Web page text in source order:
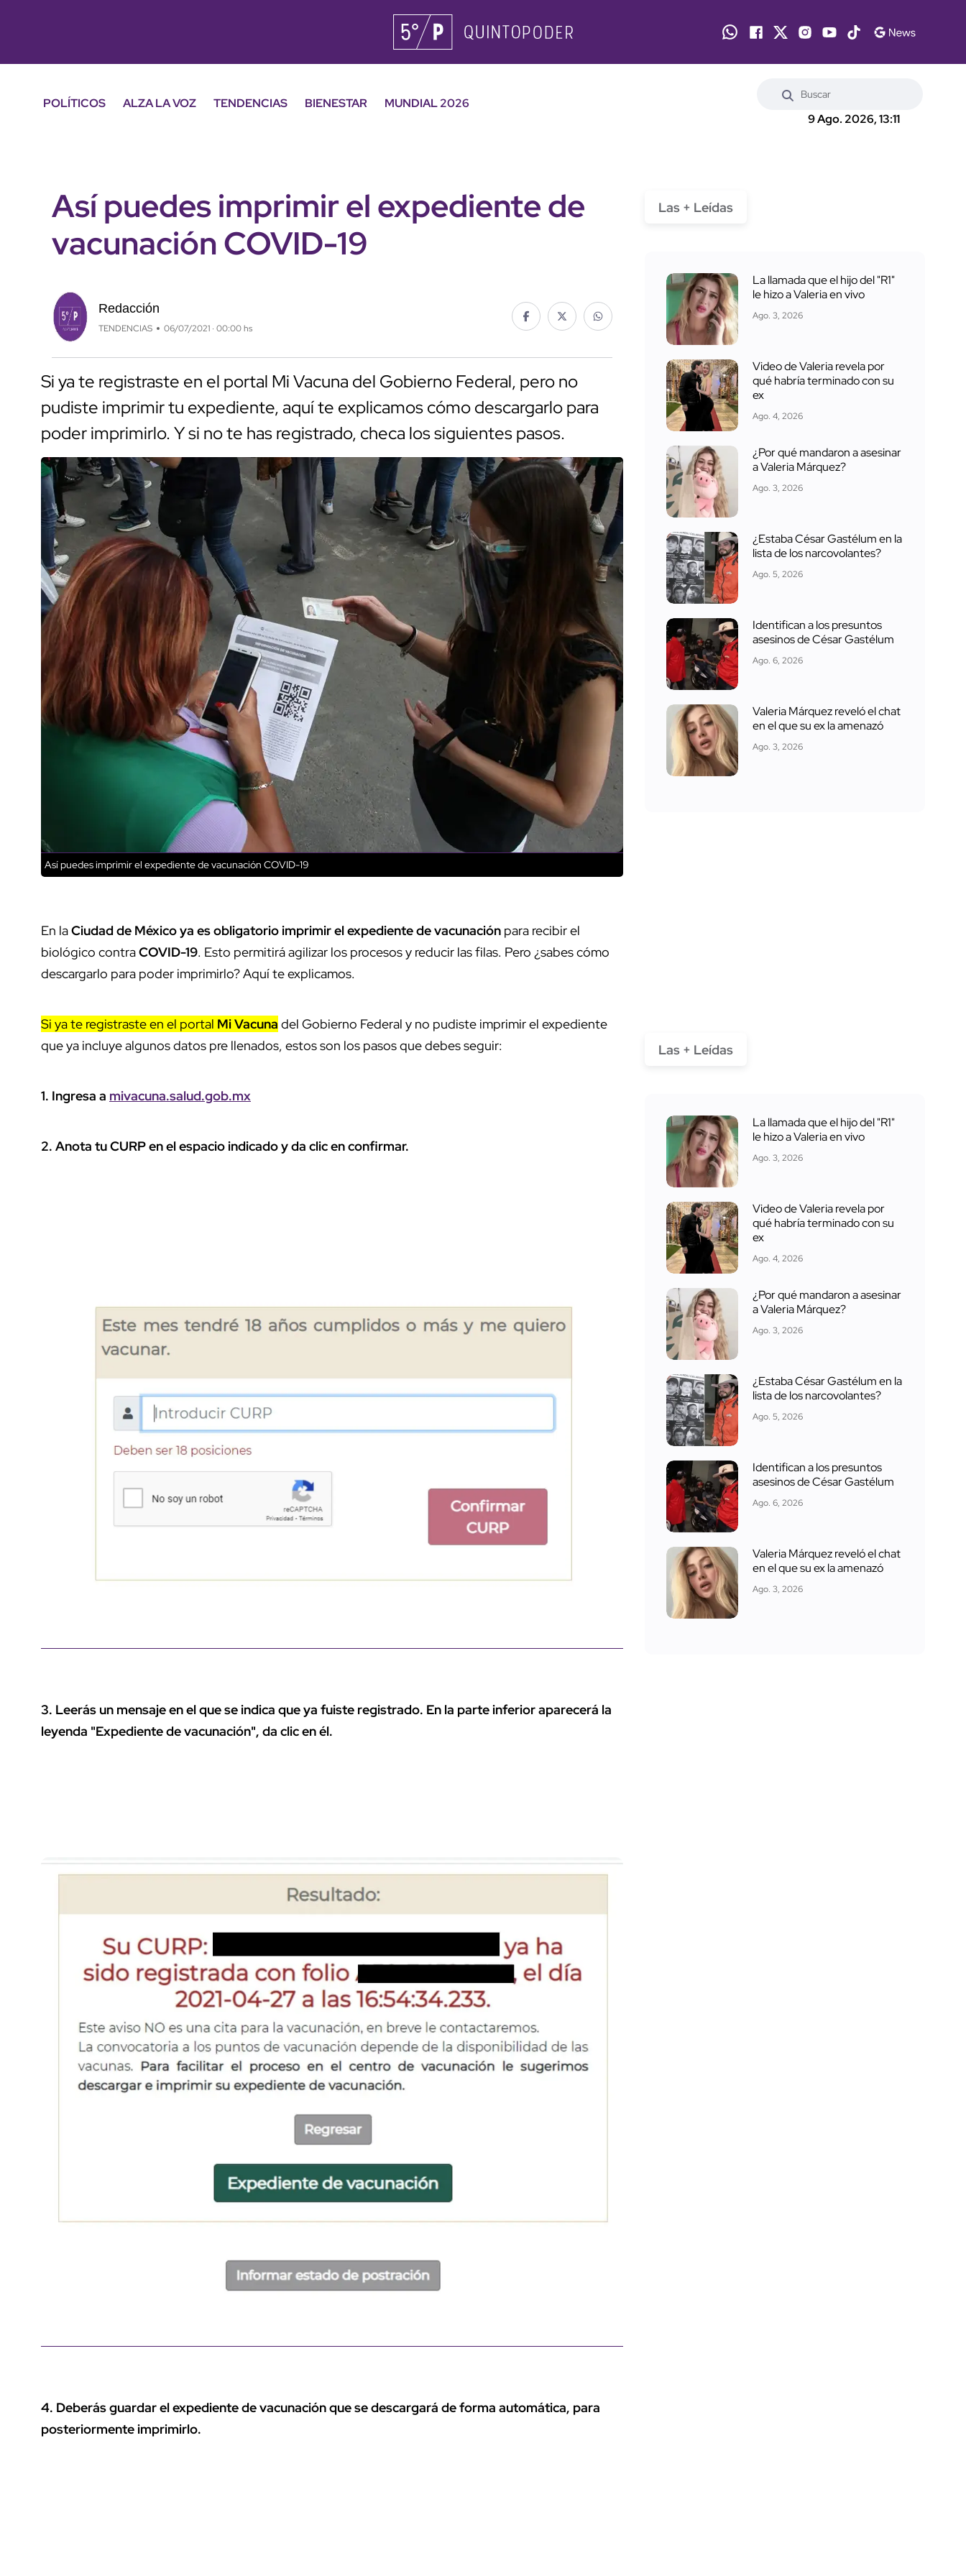
POLÍTICOS ALZA LA VOZ TENDENCIAS BIENESTAR
MUNDIAL 2026
9 Ago. 2026, 13:11
Así puedes imprimir el expediente de
vacunación COVID-19
Redacción
TENDENCIAS 06/07/2021 · 00:00 hs
Si ya te registraste en el portal Mi Vacuna del Gobierno Federal, pero no
pudiste imprimir tu expediente, aquí te explicamos cómo descargarlo para
poder imprimirlo. Y si no te has registrado, checa los siguientes pasos.
Así puedes imprimir el expediente de vacunación COVID-19
En laCiudad de Méxicoya es obligatorio imprimir el expediente de vacunación para recibir el
biológico contraCOVID-19. Esto permitirá agilizar los procesos y reducir las filas. Pero ¿sabes cómo
descargarlo para poder imprimirlo? Aquí te explicamos.
Si ya te registraste en el portal Mi Vacuna del Gobierno Federal y no pudiste imprimir el expediente
que ya incluye algunos datos pre llenados, estos son los pasos que debes seguir:
1. Ingresa a mivacuna.salud.gob.mx
2. Anota tu CURP en el espacio indicado y da clic en confirmar.
3. Leerás un mensaje en el que se indica que ya fuiste registrado. En la parte inferior aparecerá la
leyenda "Expediente de vacunación", da clic en él.
4. Deberás guardar el expediente de vacunación que se descargará de forma automática, para
posteriormente imprimirlo.
Las + Leídas
La llamada que el hijo del "R1"
le hizo a Valeria en vivo
Ago. 3, 2026
Video de Valeria revela por
qué habría terminado con su
ex
Ago. 4, 2026
¿Por qué mandaron a asesinar
a Valeria Márquez?
Ago. 3, 2026
¿Estaba César Gastélum en la
lista de los narcovolantes?
Ago. 5, 2026
Identifican a los presuntos
asesinos de César Gastélum
Ago. 6, 2026
Valeria Márquez reveló el chat
en el que su ex la amenazó
Ago. 3, 2026
Las + Leídas
La llamada que el hijo del "R1"
le hizo a Valeria en vivo
Ago. 3, 2026
Video de Valeria revela por
qué habría terminado con su
ex
Ago. 4, 2026
¿Por qué mandaron a asesinar
a Valeria Márquez?
Ago. 3, 2026
¿Estaba César Gastélum en la
lista de los narcovolantes?
Ago. 5, 2026
Identifican a los presuntos
asesinos de César Gastélum
Ago. 6, 2026
Valeria Márquez reveló el chat
en el que su ex la amenazó
Ago. 3, 2026